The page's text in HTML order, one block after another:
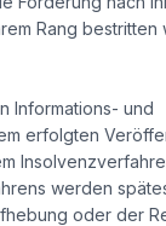
Rang bestritten
Informations- und
erfolgten
werden
oder der